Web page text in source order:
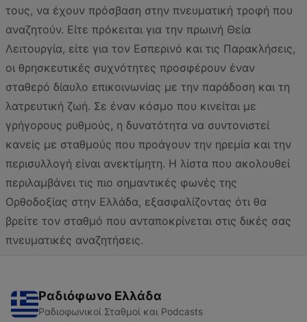
τους, να έχουν πρόσβαση στην πνευματική τροφή που
αναζητούν. Είτε πρόκειται για την πρωινή Θεία
Λειτουργία, είτε για τον Εσπερινό και τις Παρακλήσεις,
οι θρησκευτικές συχνότητες προσφέρουν έναν
σταθερό δίαυλο επικοινωνίας με την παράδοση και τη
λατρευτική ζωή. Σε έναν κόσμο που κινείται με
γρήγορους ρυθμούς, η δυνατότητα να συντονιστεί
κανείς με σταθμούς που προάγουν την ηρεμία και την
περισυλλογή είναι ανεκτίμητη. Η λίστα που ακολουθεί
περιλαμβάνει τις πιο σημαντικές φωνές της
Ορθοδοξίας στην Ελλάδα, εξασφαλίζοντας ότι θα
βρείτε τον σταθμό που ανταποκρίνεται στις δικές σας
πνευματικές αναζητήσεις.
Ραδιόφωνο Ελλάδα
Ραδιοφωνικοί Σταθμοί και Podcasts